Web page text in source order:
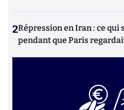
2Répression en Iran : ce qui
pendant que Paris